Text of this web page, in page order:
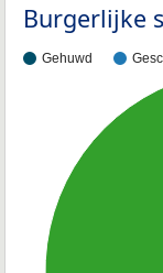
Burgerlijke
Gehuwd